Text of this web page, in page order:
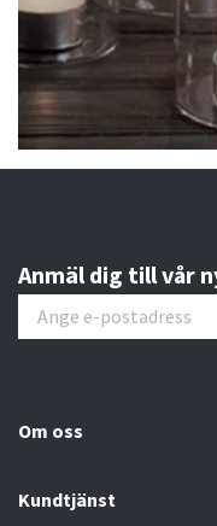
Anmäl dig till vår
Om oss
Kundtjänst